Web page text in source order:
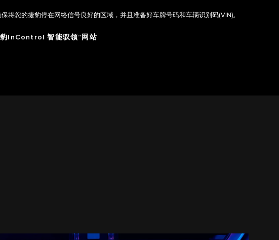
将您的捷豹停在网络信号良好的区域，并且准备好车牌号码和车辆识别码(VIN)。
豹InControl 智能驭领”网站